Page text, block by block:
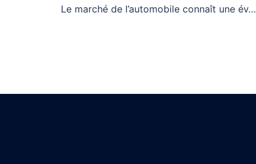
Le marché de l’automobile connaît une év…